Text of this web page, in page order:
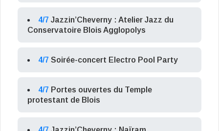
4/7 Jazzin’Cheverny : Atelier Jazz du
Conservatoire Blois Agglopolys
4/7 Soirée-concert Electro Pool Party
4/7 Portes ouvertes du Temple
protestant de Blois